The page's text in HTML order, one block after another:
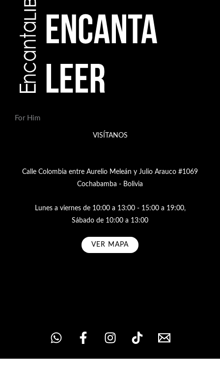
For Him
VISÍTANOS
Calle Colombia entre Aurelio Meleán y Julio Arauco #1069
Cochabamba - Bolivia
Lunes a viernes de 10:00 a 13:00 - 15:00 a 19:00,
Sábado de 10:00 a 13:00
VER MAPA